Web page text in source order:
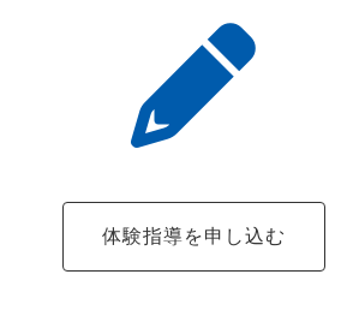
体験指導を申し込む